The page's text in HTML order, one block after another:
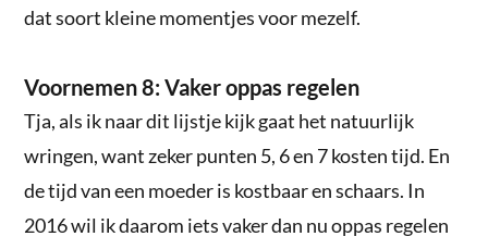
dat soort kleine momentjes voor mezelf.
Voornemen 8: Vaker oppas regelen
Tja, als ik naar dit lijstje kijk gaat het natuurlijk
wringen, want zeker punten 5, 6 en 7 kosten tijd. En
de tijd van een moeder is kostbaar en schaars. In
2016 wil ik daarom iets vaker dan nu oppas regelen